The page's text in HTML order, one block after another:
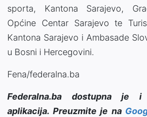
sporta, Kantona Sarajevo,
Općine Centar Sarajevo te
Kantona Sarajevo i Ambasade
u Bosni i Hercegovini.
Fena/federalna.ba
Federalna.ba dostupna je
aplikacija. Preuzmite je na